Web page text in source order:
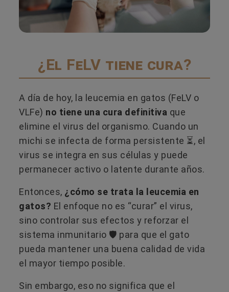
¿El FeLV tiene cura?
A día de hoy, la leucemia en gatos (FeLV o
VLFe) no tiene una cura definitiva que
elimine el virus del organismo. Cuando un
michi se infecta de forma persistente ⏳​, el
virus se integra en sus células y puede
permanecer activo o latente durante años.
Entonces, ¿cómo se trata la leucemia en
gatos? El enfoque no es “curar” el virus,
sino controlar sus efectos y reforzar el
sistema inmunitario 🛡️ para que el gato
pueda mantener una buena calidad de vida
el mayor tiempo posible.
Sin embargo, eso no significa que el